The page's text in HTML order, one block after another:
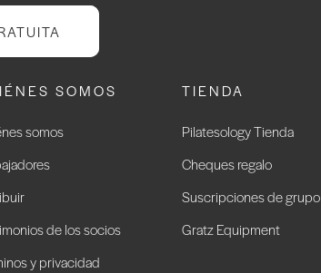
SOMOS
somos
de los socios
y privacidad
TIENDA
Pilatesology Tienda
Cheques regalo
Suscripciones de grupo
Gratz Equipment